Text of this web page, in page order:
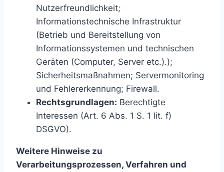
Nutzerfreundlichkeit;
Informationstechnische Infrastruktur
(Betrieb und Bereitstellung von
Informationssystemen und technischen
Geräten (Computer, Server etc.).);
Sicherheitsmaßnahmen; Servermonitoring
und Fehlererkennung; Firewall.
Rechtsgrundlagen: Berechtigte
Interessen (Art. 6 Abs. 1 S. 1 lit. f)
DSGVO).
Weitere Hinweise zu
Verarbeitungsprozessen, Verfahren und